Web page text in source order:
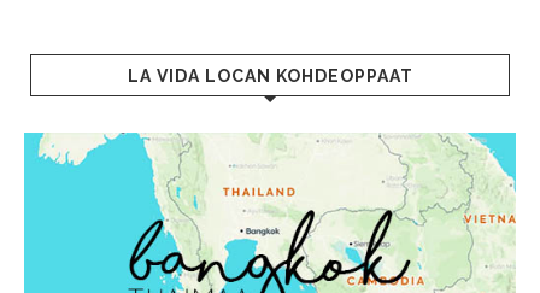
LA VIDA LOCAN KOHDEOPPAAT